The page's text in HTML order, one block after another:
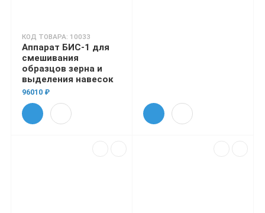
КОД ТОВАРА: 10033
Аппарат БИС-1 для
смешивания
образцов зерна и
выделения навесок
96010 ₽